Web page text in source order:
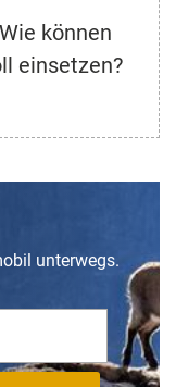
können
einsetzen?
unterwegs.